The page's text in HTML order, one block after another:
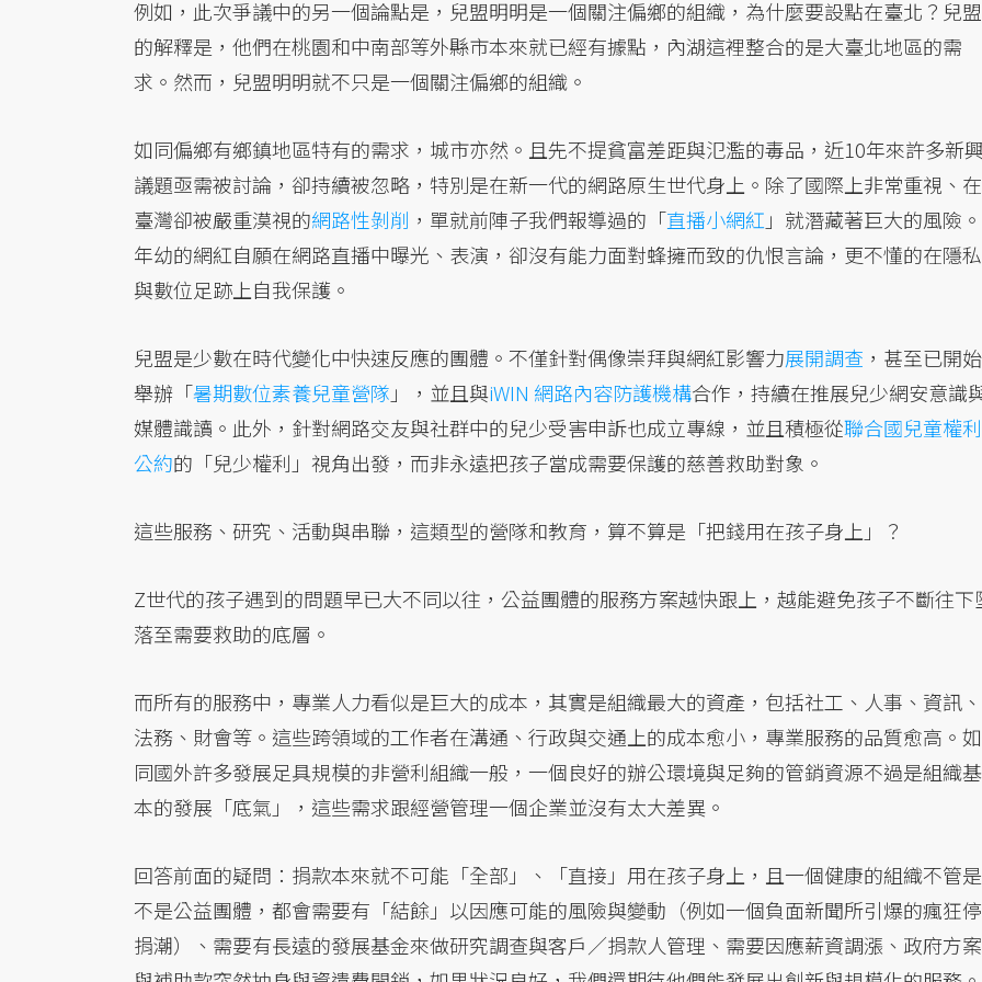
例如，此次爭議中的另一個論點是，兒盟明明是一個關注偏鄉的組織，為什麼要設點在臺北？兒盟
的解釋是，他們在桃園和中南部等外縣市本來就已經有據點，內湖這裡整合的是大臺北地區的需
求。然而，兒盟明明就不只是一個關注偏鄉的組織。
如同偏鄉有鄉鎮地區特有的需求，城市亦然。且先不提貧富差距與氾濫的毒品，近10年來許多新
議題亟需被討論，卻持續被忽略，特別是在新一代的網路原生世代身上。除了國際上非常重視、在
臺灣卻被嚴重漠視的網路性剝削 ，單就前陣子我們報導過的「直播小網紅」就潛藏著巨大的風險。
年幼的網紅自願在網路直播中曝光、表演，卻沒有能力面對蜂擁而致的仇恨言論，更不懂的在隱私
與數位足跡上自我保護。
兒盟是少數在時代變化中快速反應的團體。不僅針對偶像崇拜與網紅影響力展開調查 ，甚至已開始
舉辦「暑期數位素養兒童營隊 」，並且與iWIN 網路內容防護機構合作，持續在推展兒少網安意識
媒體識讀。此外，針對網路交友與社群中的兒少受害申訴也成立專線，並且積極從聯合國兒童權利
公約的「兒少權利」視角出發，而非永遠把孩子當成需要保護的慈善救助對象。
這些服務、研究、活動與串聯，這類型的營隊和教育，算不算是「把錢用在孩子身上」？
Z世代的孩子遇到的問題早已大不同以往，公益團體的服務方案越快跟上，越能避免孩子不斷往下
落至需要救助的底層。
而所有的服務中，專業人力看似是巨大的成本，其實是組織最大的資產，包括社工、人事、資訊、
法務、財會等。這些跨領域的工作者在溝通、行政與交通上的成本愈小，專業服務的品質愈高。如
同國外許多發展足具規模的非營利組織一般，一個良好的辦公環境與足夠的管銷資源不過是組織基
本的發展「底氣」，這些需求跟經營管理一個企業並沒有太大差異。
回答前面的疑問：捐款本來就不可能「全部」、「直接」用在孩子身上，且一個健康的組織不管是
不是公益團體，都會需要有「結餘」以因應可能的風險與變動（例如一個負面新聞所引爆的瘋狂停
捐潮）、需要有長遠的發展基金來做研究調查與客戶／捐款人管理、需要因應薪資調漲、政府方案